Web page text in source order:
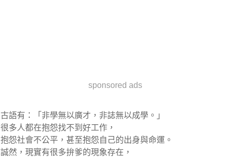
sponsored ads
古語有：「非學無以廣才，非誌無以成學。」
很多人都在抱怨找不到好工作，
抱怨社會不公平，甚至抱怨自己的出身與命運。
誠然，現實有很多拚爹的現象存在，